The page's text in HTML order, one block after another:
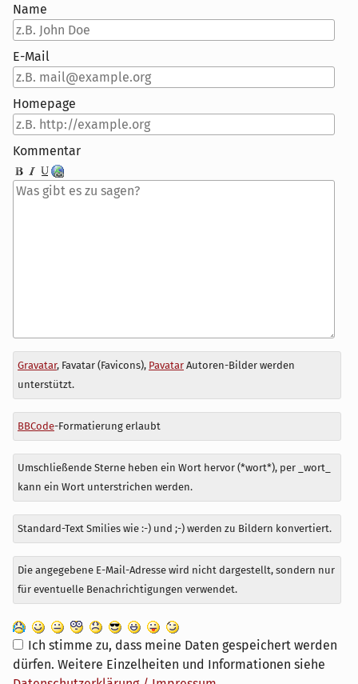
Name
E-Mail
Homepage
Kommentar
Antwort
zu
Gravatar, Favatar (Favicons), PavatarAutoren-Bilder werden
unterstützt.
BBCode-Formatierung erlaubt
Umschließende Sterne heben ein Wort hervor (*wort*), per _wort_
kann ein Wort unterstrichen werden.
Standard-Text Smilies wie :-) und ;-) werden zu Bildern konvertiert.
Die angegebene E-Mail-Adresse wird nicht dargestellt, sondern nur
für eventuelle Benachrichtigungen verwendet.
Ich stimme zu, dass meine Daten gespeichert werden
dürfen. Weitere Einzelheiten und Informationen siehe